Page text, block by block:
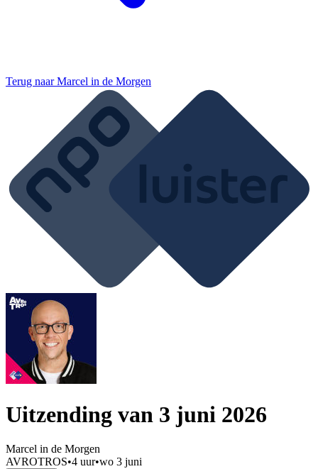
Terug naarMarcel in de Morgen
Uitzending van 3 juni 2026
Marcel in de Morgen
AVROTROS•4 uur•wo 3 juni